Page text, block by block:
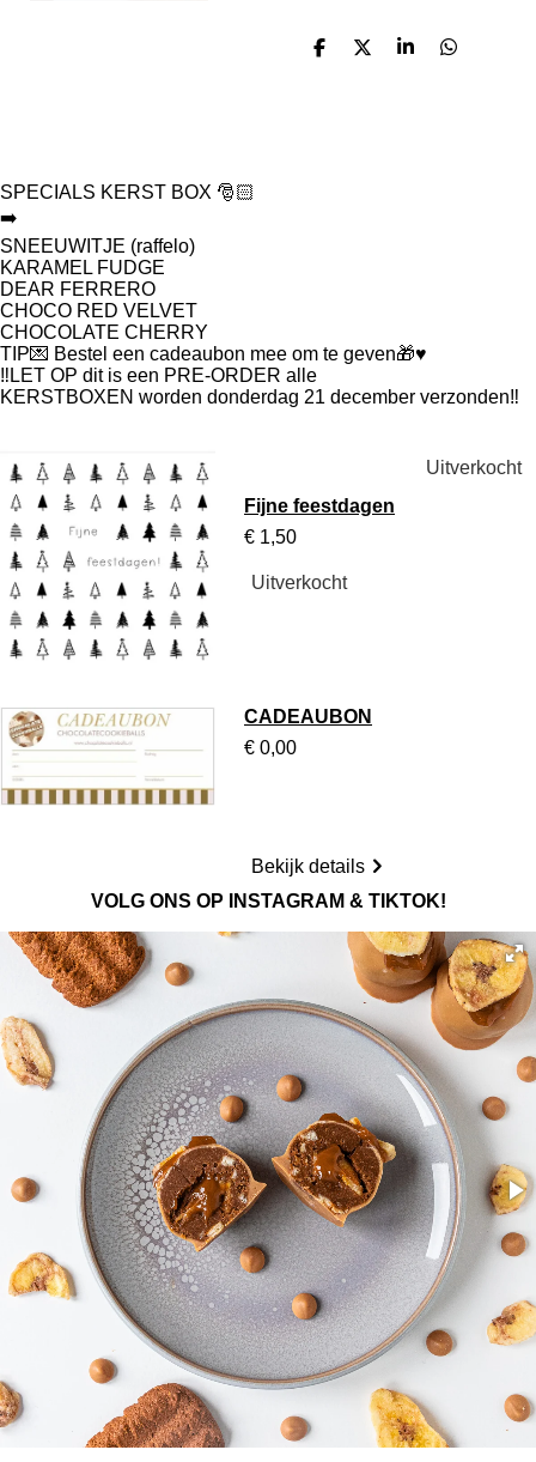
D
D
S
D
SPECIALS KERST BOX 🎅🏻
➡️
SNEEUWITJE (raffelo)
KARAMEL FUDGE
DEAR FERRERO
CHOCO RED VELVET
CHOCOLATE CHERRY
TIP💌 Bestel een cadeaubon mee om te geven🎁♥️
‼️ LET OP dit is een PRE-ORDER alle
KERSTBOXEN worden donderdag 21 december verzonden‼️
Uitverkocht
Fijne feestdagen
€ 1,50
Uitverkocht
CADEAUBON
€ 0,00
Bekijk details
VOLG ONS OP INSTAGRAM & TIKTOK!